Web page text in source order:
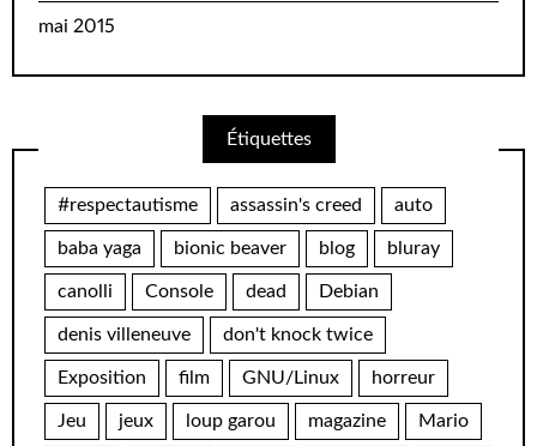
mai 2015
Étiquettes
#respectautisme assassin's creed auto
baba yaga bionic beaver blog bluray
canolli Console dead Debian
denis villeneuve don't knock twice
Exposition film GNU/Linux horreur
Jeu jeux loup garou magazine Mario